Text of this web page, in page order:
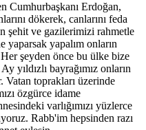
Cumhurbaşkanı Erdoğan,
dökerek, canlarını feda
şehit ve gazilerimizi rahmetle
yaparsak yapalım onların
Her şeyden önce bu ülke bize
yıldızlı bayrağımız onların
Vatan toprakları üzerinde
özgürce idame
varlığımızı yüzlerce
Rabb'im hepsinden razı